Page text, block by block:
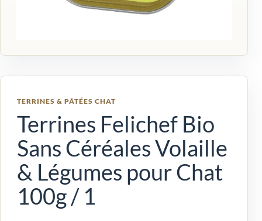
TERRINES & PÂTÉES CHAT
Terrines Felichef Bio
Sans Céréales Volaille
& Légumes pour Chat
100g / 1